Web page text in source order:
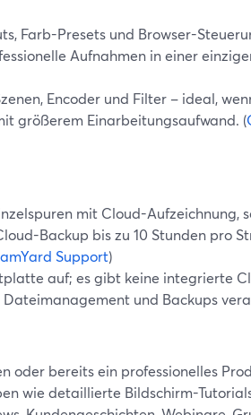
Farb-Presets und Browser-
Aufnahmen in einer
Encoder und Filter – ideal,
größerem Einarbeitungsaufwand. (
mit Cloud-Aufzeichnung,
Backup bis zu 10 Stunden pro
Support)
auf; es gibt keine integrierte
Dateimanagement und Backups
oder bereits ein professionelles
wie detaillierte Bildschirm-